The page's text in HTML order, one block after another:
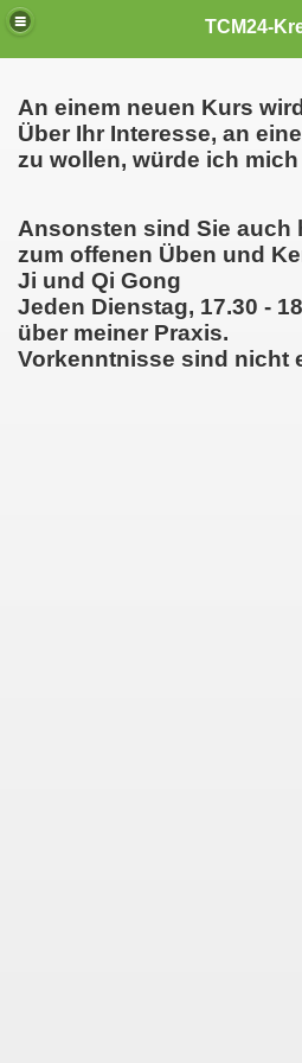
TCM24-
An einem neuen Kurs
Über Ihr Interesse, an
zu wollen, würde ich
Ansonsten sind Sie auch
zum offenen Üben und
Ji und Qi Gong
Jeden Dienstag, 17.30 -
über meiner Praxis.
Vorkenntnisse sind nicht